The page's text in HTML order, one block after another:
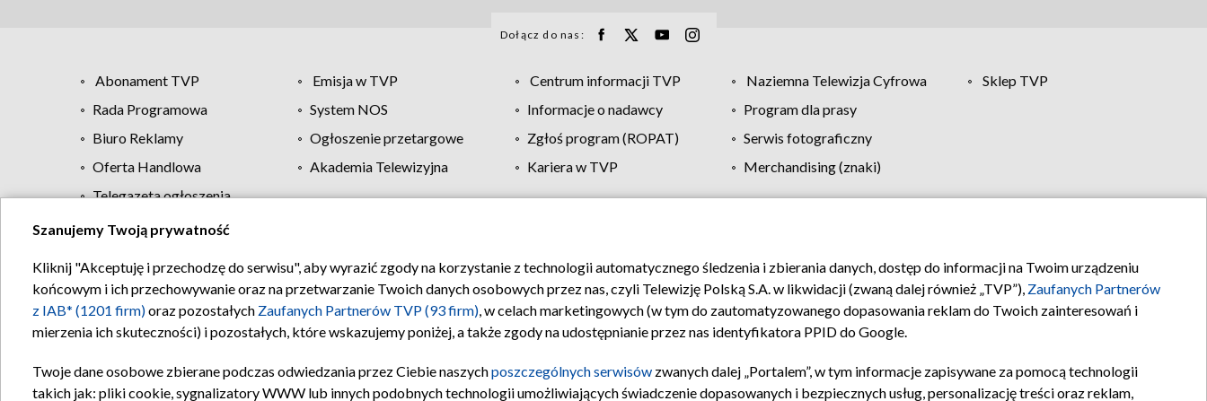
Dołącz do nas:
Abonament TVP Emisja w TVP Centrum informacji TVP Naziemna Telewizja Cyfrowa
Sklep TVP
Rada Programowa
System NOS Informacje o nadawcy
Program dla prasy
Biuro Reklamy
Ogłoszenie przetargowe Zgłoś program (ROPAT)
Serwis fotograficzny
Oferta Handlowa
Akademia Telewizyjna Kariera w TVP
Merchandising (znaki)
Telegazeta ogłoszenia
Regulamin TVP Polityka prywatności Moje zgody Pomoc Biuro reklamy Kontakt
Szanujemy Twoją prywatność
Kliknij "Akceptuję i przechodzę do serwisu", aby wyrazić zgody na korzystanie z technologii automatycznego śledzenia i zbierania danych, dostęp do informacji na Twoim urządzeniu
końcowym i ich przechowywanie oraz na przetwarzanie Twoich danych osobowych przez nas, czyli Telewizję Polską S.A. w likwidacji (zwaną dalej również „TVP”), Zaufanych Partnerów
z IAB* (1201 firm)oraz pozostałych Zaufanych Partnerów TVP (93 firm), w celach marketingowych (w tym do zautomatyzowanego dopasowania reklam do Twoich zainteresowań i
mierzenia ich skuteczności) i pozostałych, które wskazujemy poniżej, a także zgody na udostępnianie przez nas identyfikatora PPID do Google.
Twoje dane osobowe zbierane podczas odwiedzania przez Ciebie naszychposzczególnych serwisów zwanych dalej „Portalem”, w tym informacje zapisywane za pomocą technologii
takich jak: pliki cookie, sygnalizatory WWW lub innych podobnych technologii umożliwiających świadczenie dopasowanych i bezpiecznych usług, personalizację treści oraz reklam,